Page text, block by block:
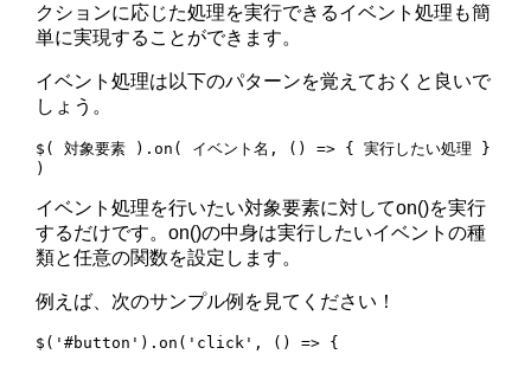
クションに応じた処理を実行できるイベント処理も簡
単に実現することができます。
イベント処理は以下のパターンを覚えておくと良いで
しょう。
$( 対象要素 ).on( イベント名, () => { 実行したい処理 }
イベント処理を行いたい対象要素に対してon()を実行
するだけです。on()の中身は実行したいイベントの種
類と任意の関数を設定します。
例えば、次のサンプル例を見てください！
$('#button').on('click', () => {